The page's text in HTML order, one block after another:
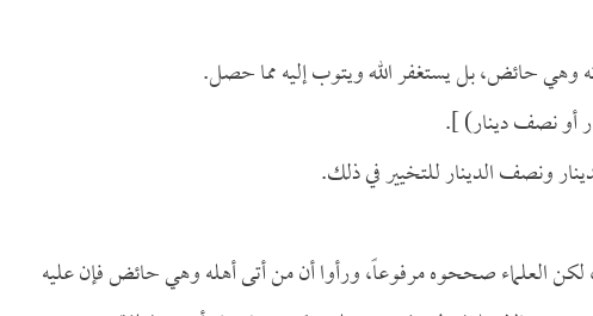
وهي حائض، بل يستغفر الله ويتوب إليه مما حصل.
أو نصف دينار) ].
ونصف الدينار للتخيير في ذلك.
لكن العلماء صححوه مرفوعاً، ورأوا أن من أتى أهله وهي حائض فإن عليه